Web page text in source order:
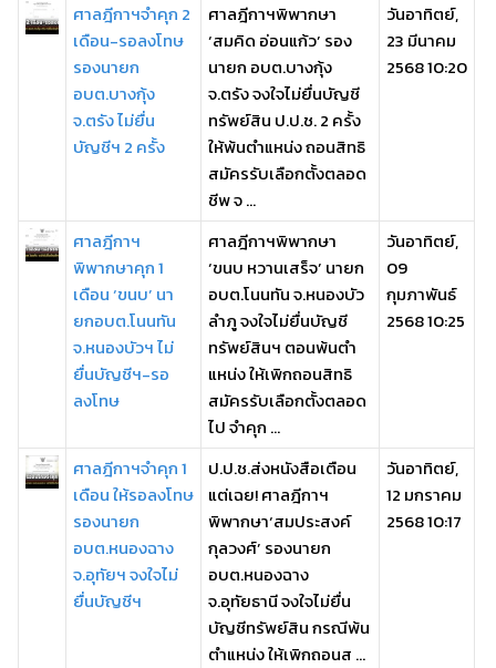
ศาลฎีกาฯจำคุก 2
เดือน-รอลงโทษ
รองนายก
อบต.บางกุ้ง
จ.ตรัง ไม่ยื่น
บัญชีฯ 2 ครั้ง
ศาลฎีกาฯพิพากษา
‘สมคิด อ่อนแก้ว’ รอง
นายก อบต.บางกุ้ง
จ.ตรัง จงใจไม่ยื่นบัญชี
ทรัพย์สิน ป.ป.ช. 2 ครั้ง
ให้พ้นตำแหน่ง ถอนสิทธิ
สมัครรับเลือกตั้งตลอด
ชีพ จ ...
วันอาทิตย์,
23 มีนาคม
2568 10:20
ศาลฎีกาฯ
พิพากษาคุก 1
เดือน ‘ขนบ’ นา
ยกอบต.โนนทัน
จ.หนองบัวฯ ไม่
ยื่นบัญชีฯ-รอ
ลงโทษ
ศาลฎีกาฯพิพากษา
‘ขนบ หวานเสร็จ’ นายก
อบต.โนนทัน จ.หนองบัว
ลําภู จงใจไม่ยื่นบัญชี
ทรัพย์สินฯ ตอนพ้นตํา
แหน่ง ให้เพิกถอนสิทธิ
สมัครรับเลือกตั้งตลอด
ไป จําคุก ...
วันอาทิตย์,
09
กุมภาพันธ์
2568 10:25
ศาลฎีกาฯจําคุก 1
เดือน ให้รอลงโทษ
รองนายก
อบต.หนองฉาง
จ.อุทัยฯ จงใจไม่
ยื่นบัญชีฯ
ป.ป.ช.ส่งหนังสือเตือน
แต่เฉย! ศาลฎีกาฯ
พิพากษา‘สมประสงค์
กุลวงศ์’ รองนายก
อบต.หนองฉาง
จ.อุทัยธานี จงใจไม่ยื่น
บัญชีทรัพย์สิน กรณีพ้น
ตําแหน่ง ให้เพิกถอนส ...
วันอาทิตย์,
12 มกราคม
2568 10:17